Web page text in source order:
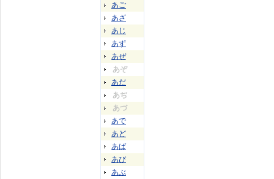
あご
あざ
あじ
あず
あぜ
あぞ
あだ
あぢ
あづ
あで
あど
あば
あび
あぶ